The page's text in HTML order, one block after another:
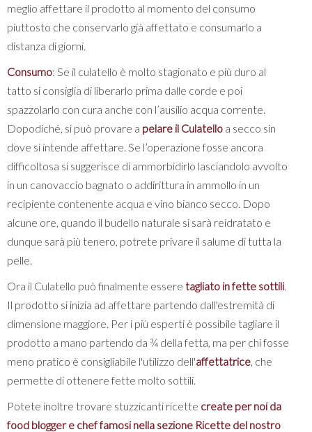
meglio affettare il prodotto al momento del consumo
piuttosto che conservarlo già affettato e consumarlo a
distanza di giorni.
Consumo: Se il culatello è molto stagionato e più duro al
tatto si consiglia di liberarlo prima dalle corde e poi
spazzolarlo con cura anche con l’ausilio acqua corrente.
Dopodiché, si può provare a pelare il Culatello a secco sin
dove si intende affettare. Se l’operazione fosse ancora
difficoltosa si suggerisce di ammorbidirlo lasciandolo avvolto
in un canovaccio bagnato o addirittura in ammollo in un
recipiente contenente acqua e vino bianco secco. Dopo
alcune ore, quando il budello naturale si sarà reidratato e
dunque sarà più tenero, potrete privare il salume di tutta la
pelle.
Ora il Culatello può finalmente essere tagliato in fette sottili.
Il prodotto si inizia ad affettare partendo dall'estremità di
dimensione maggiore. Per i più esperti è possibile tagliare il
prodotto a mano partendo da ¾ della fetta, ma per chi fosse
meno pratico è consigliabile l'utilizzo dell'affettatrice , che
permette di ottenere fette molto sottili.
Potete inoltre trovare stuzzicanti ricette create per noi da
food blogger e chef famosi nella sezione Ricette del nostro